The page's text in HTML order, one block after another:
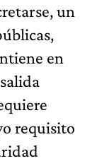
un
en
requisito